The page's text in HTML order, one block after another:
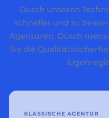
Durch unseren
schneller und zu
Agenturen. Durch
Sie die
KLASSISCHE AGENTUR